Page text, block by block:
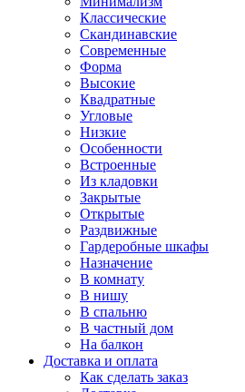
Классические
Скандинавские
Современные
Форма
Высокие
Квадратные
Угловые
Низкие
Особенности
Встроенные
Из кладовки
Закрытые
Открытые
Раздвижные
Гардеробные шкафы
Назначение
В комнату
В нишу
В спальню
В частный дом
На балкон
Доставка и оплата
Как сделать заказ